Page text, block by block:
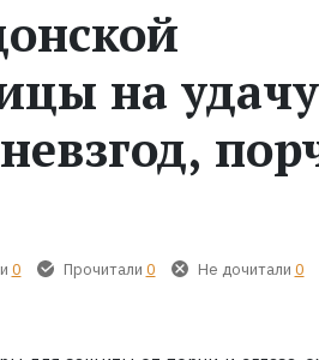
на
0 Прочитали 0 Не дочитали 0